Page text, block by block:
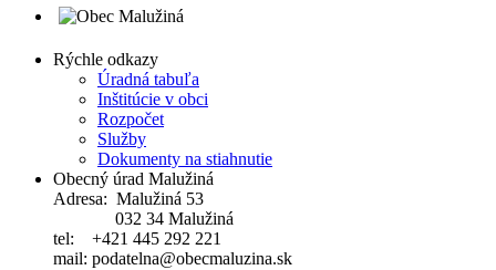
Rýchle odkazy
Úradná tabuľa
Inštitúcie v obci
Rozpočet
Služby
Dokumenty na stiahnutie
Obecný úrad Malužiná
Adresa: Malužiná 53
032 34 Malužiná
tel: +421 445 292 221
mail: podatelna@obecmaluzina.sk